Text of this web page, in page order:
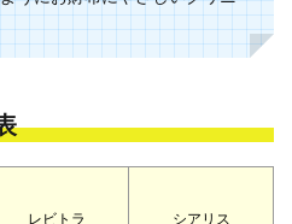
レビトラ シアリス